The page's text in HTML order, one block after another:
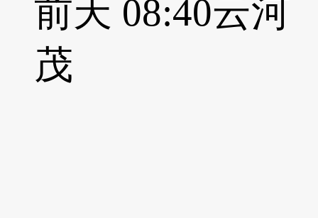
前天 08:40云河
茂